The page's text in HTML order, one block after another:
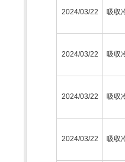
2024/03/22 吸収
2024/03/22 吸収
2024/03/22 吸収
2024/03/22 吸収